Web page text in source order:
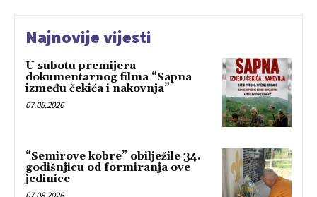
Najnovije vijesti
U subotu premijera
dokumentarnog filma “Sapna
između čekića i nakovnja”
07.08.2026
“Semirove kobre” obilježile 34.
godišnjicu od formiranja ove
jedinice